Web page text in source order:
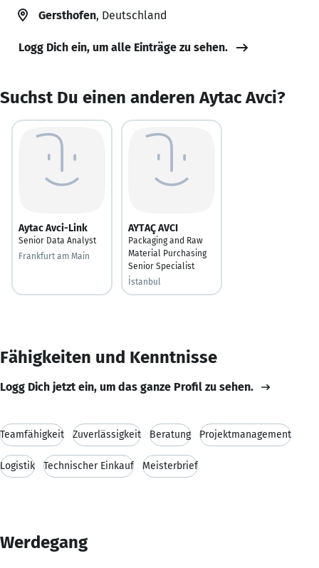
Gersthofen, Deutschland
Logg Dich ein, um alle Einträge zu sehen.
Suchst Du einen anderen Aytac Avci?
Aytac Avci-Link
Senior Data Analyst
Frankfurt am Main
AYTAÇ AVCI
Packaging and Raw
Material Purchasing
Senior Specialist
İstanbul
Fähigkeiten und Kenntnisse
Logg Dich jetzt ein, um das ganze Profil zu sehen.
Teamfähigkeit Zuverlässigkeit Beratung Projektmanagement
Logistik Technischer Einkauf Meisterbrief
Werdegang